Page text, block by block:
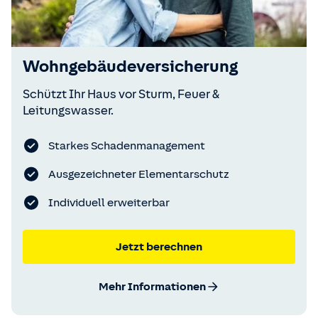
Wohngebäudeversicherung
Schützt Ihr Haus vor Sturm, Feuer &
Leitungswasser.
Starkes Schadenmanagement
Ausgezeichneter Elementarschutz
Individuell erweiterbar
Jetzt berechnen
Mehr Informationen